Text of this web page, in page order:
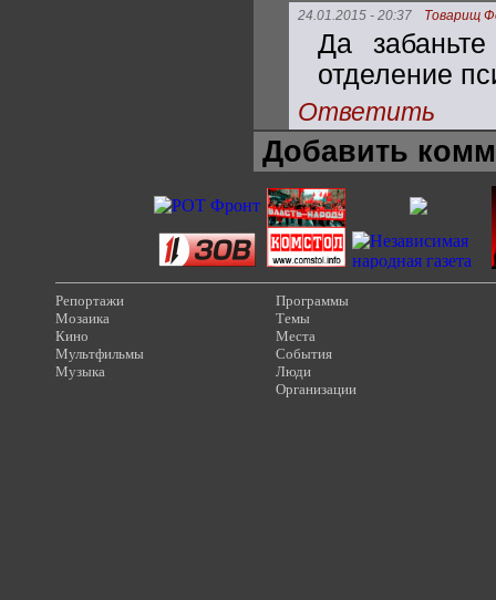
24.01.2015 - 20:37 Товарищ
Да
отделение
Ответить
Добавить
Репортажи
Мозаика
Кино
Мультфильмы
Музыка
Программы
Темы
Места
События
Люди
Организации